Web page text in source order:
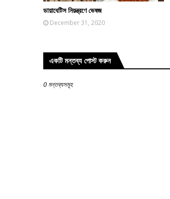
ডায়াবেটিস নিয়ন্ত্রণে ভেষজ
December 31, 2020
একটি মন্তব্য পোস্ট করুন
0 মন্তব্যসমূহ